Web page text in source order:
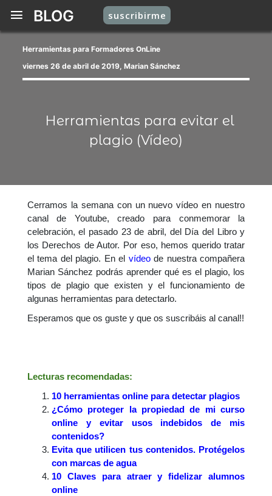
BLOG suscribirme
Herramientas para Formadores OnLine
viernes 26 de abril de 2019, Marian Sánchez
Herramientas para evitar el
plagio (Vídeo)
Cerramos la semana con un nuevo vídeo en nuestro
canal de Youtube, creado para conmemorar la
celebración, el pasado 23 de abril, del Día del Libro y
los Derechos de Autor. Por eso, hemos querido tratar
el tema del plagio. En el vídeode nuestra compañera
Marian Sánchez podrás aprender qué es el plagio, los
tipos de plagio que existen y el funcionamiento de
algunas herramientas para detectarlo.
Esperamos que os guste y que os suscribáis al canal!!
Lecturas recomendadas:
10 herramientas online para detectar plagios
¿Cómo proteger la propiedad de mi curso
online y evitar usos indebidos de mis
contenidos?
Evita que utilicen tus contenidos. Protégelos
con marcas de agua
10 Claves para atraer y fidelizar alumnos
online